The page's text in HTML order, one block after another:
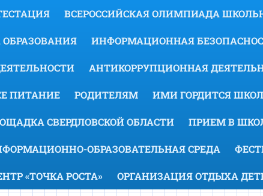
ВСЕРОССИЙСКАЯ ОЛИМПИАДА
ИНФОРМАЦИОННАЯ
АНТИКОРРУПЦИОННАЯ
ПИТАНИЕ РОДИТЕЛЯМ ИМИ ГОРДИТСЯ
СВЕРДЛОВСКОЙ ОБЛАСТИ ПРИЕМ В
ОБРАЗОВАТЕЛЬНАЯ СРЕДА
«ТОЧКА РОСТА» ОРГАНИЗАЦИЯ ОТДЫХА